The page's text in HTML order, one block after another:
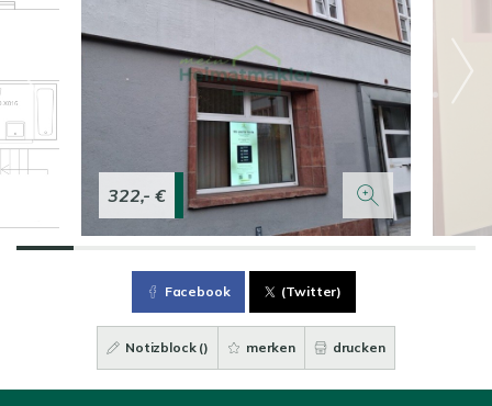
322,- €
Facebook (Twitter)
Notizblock () merken drucken